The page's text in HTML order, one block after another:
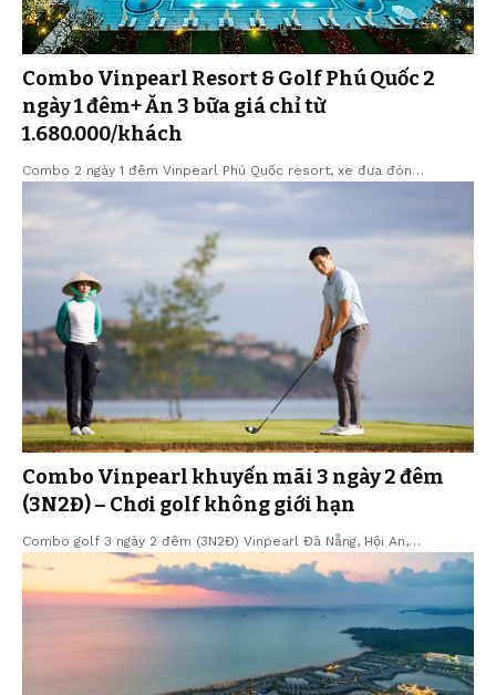
Combo Vinpearl Resort & Golf Phú Quốc 2
ngày 1 đêm+ Ăn 3 bữa giá chỉ từ
1.680.000/khách
Combo 2 ngày 1 đêm Vinpearl Phú Quốc resort, xe đưa đón…
Combo Vinpearl khuyến mãi 3 ngày 2 đêm
(3N2Đ) – Chơi golf không giới hạn
Combo golf 3 ngày 2 đêm (3N2Đ) Vinpearl Đà Nẵng, Hội An,…